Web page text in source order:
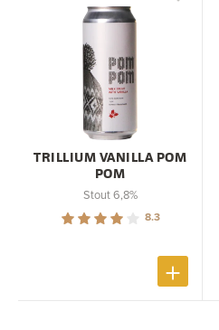
TRILLIUM VANILLA POM
POM
Stout 6,8%
8.3